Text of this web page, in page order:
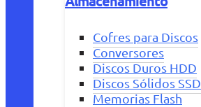
Cofres para Discos
Conversores
Discos Duros HDD
Discos Sólidos SSD
Memorias Flash